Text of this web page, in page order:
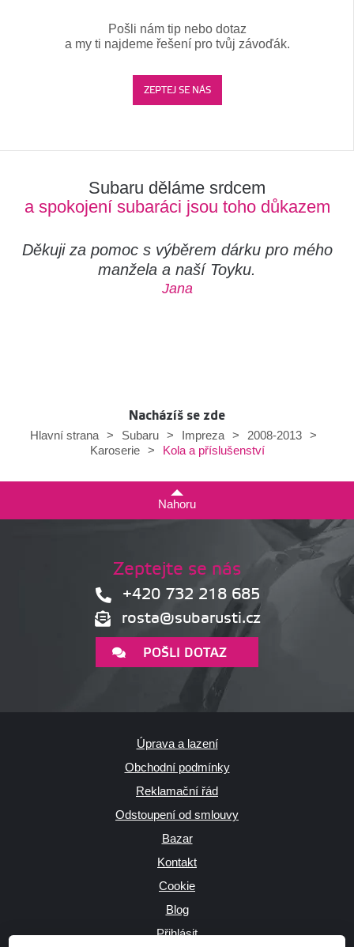
Pošli nám tip nebo dotaz
a my ti najdeme řešení pro tvůj závoďák.
ZEPTEJ SE NÁS
Subaru děláme srdcem
a spokojení subaráci jsou toho důkazem
Děkuji za pomoc s výběrem dárku pro mého
manžela a naší Toyku.
Jana
Nacházíš se zde
Hlavní strana
> Subaru > Impreza > 2008-2013
>
Karoserie
> Kola a příslušenství
Nahoru
Zeptejte se nás
+420 732 218 685
rosta@subarusti.cz
POŠLI DOTAZ
Úprava a lazení
Obchodní podmínky
Reklamační řád
Odstoupení od smlouvy
Bazar
Kontakt
Cookie
Blog
Přihlásit